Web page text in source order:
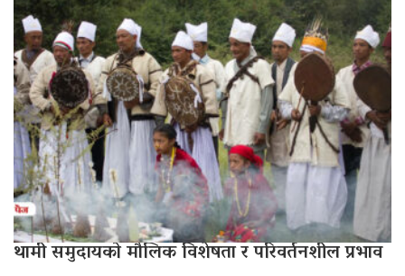
थामी समुदायको मौलिक विशेषता र परिवर्तनशील प्रभाव